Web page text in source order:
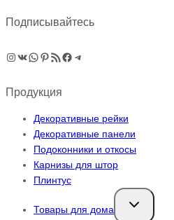
Подписывайтесь
Instagram
ВКонтакте
WhatsApp
Pinterest
RSS-рассылка
Facebook
Telegram
Продукция
Декоративные рейки
Декоративные панели
Подоконники и откосы
Карнизы для штор
Плинтус
Товары для дома
Переключить
дочернее